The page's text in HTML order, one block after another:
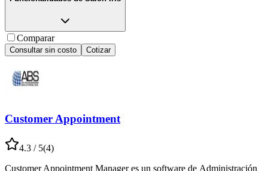
Comparar
Consultar sin costo Cotizar
Customer Appointment
4.3 / 5(4)
Customer Appointment Manager es un software de Administración